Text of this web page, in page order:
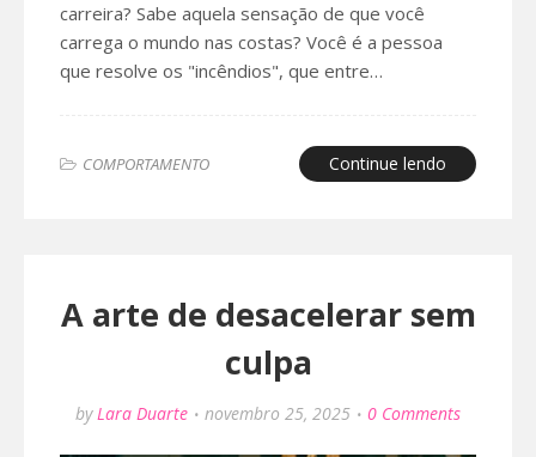
carreira? Sabe aquela sensação de que você
carrega o mundo nas costas? Você é a pessoa
que resolve os "incêndios", que entre…
COMPORTAMENTO Continue lendo
A arte de desacelerar sem
culpa
by Lara Duarte novembro 25, 2025 0 Comments